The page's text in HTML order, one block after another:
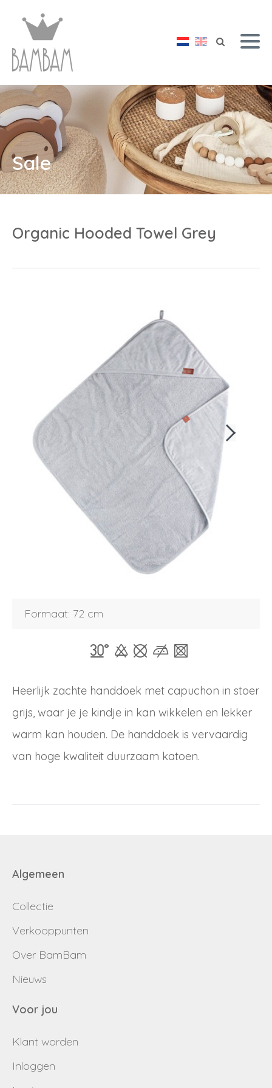
Debiteurnummer
Inloggen
Nieuw wachtwoord versturen
Terug naar inloggen
Sale
Organic Hooded Towel Grey
Formaat: 72 cm
Heerlijk zachte handdoek met capuchon in stoer
grijs, waar je je kindje in kan wikkelen en lekker
warm kan houden. De handdoek is vervaardig
van hoge kwaliteit duurzaam katoen.
Algemeen
Collectie
Verkooppunten
Over BamBam
Nieuws
Voor jou
Klant worden
Inloggen